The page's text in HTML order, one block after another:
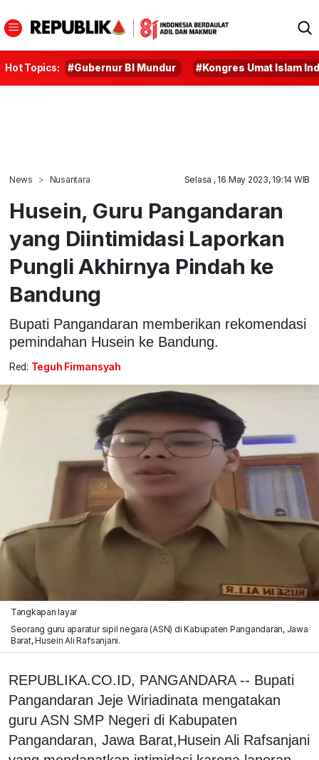
Hot Topics: #Gubernur BI Mundur #Kongres Umat Islam
News Nusantara Selasa , 16 May 2023, 19:14 WIB
Husein, Guru Pangandaran
yang Diintimidasi Laporkan
Pungli Akhirnya Pindah ke
Bandung
Bupati Pangandaran memberikan rekomendasi
pemindahan Husein ke Bandung.
Red: Teguh Firmansyah
Tangkapan layar
Seorang guru aparatur sipil negara (ASN) di Kabupaten Pangandaran, Jawa
Barat, Husein Ali Rafsanjani.
REPUBLIKA.CO.ID, PANGANDARA -- Bupati
Pangandaran Jeje Wiriadinata mengatakan
guru ASN SMP Negeri di Kabupaten
Pangandaran, Jawa Barat,Husein Ali Rafsanjani